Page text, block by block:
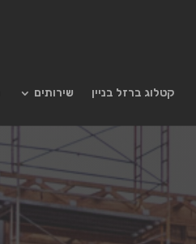
קטלוג ברזל בניין שירותים